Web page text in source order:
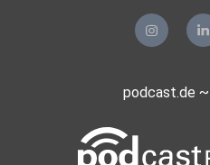
podcast.de